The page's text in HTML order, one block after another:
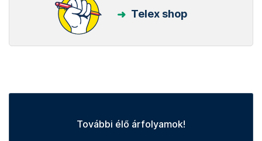
Telex shop
További élő árfolyamok!